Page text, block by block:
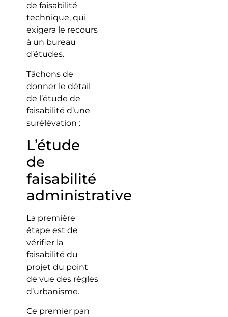
de faisabilité
technique, qui
exigera le recours
à un bureau
d’études.
Tâchons de
donner le détail
de l’étude de
faisabilité d’une
surélévation :
L’étude
de
faisabilité
administrative
La première
étape est de
vérifier la
faisabilité du
projet du point
de vue des règles
d’urbanisme.
Ce premier pan